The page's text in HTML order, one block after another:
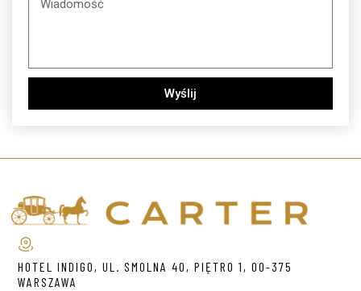
Wyślij
HOTEL INDIGO, UL. SMOLNA 40, PIĘTRO 1, 00-375
WARSZAWA